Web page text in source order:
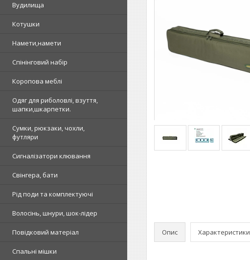
Вудилища
Котушки
Намети,намети
Спінінговий набір
Коропова меблі
Одяг для риболовлі, взуття,
шапки,шкарпетки.
Сумки, рюкзаки, чохли,
футляри
Сигналізатори клювання
Свінгера, бати
Рід поди та комплектуючі
Волосінь, шнури, шок-лідер
Повідковий матеріал
Спальні мішки
Опис Характеристики